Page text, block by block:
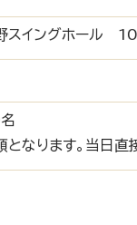
スイングホール 10
となります。当日直